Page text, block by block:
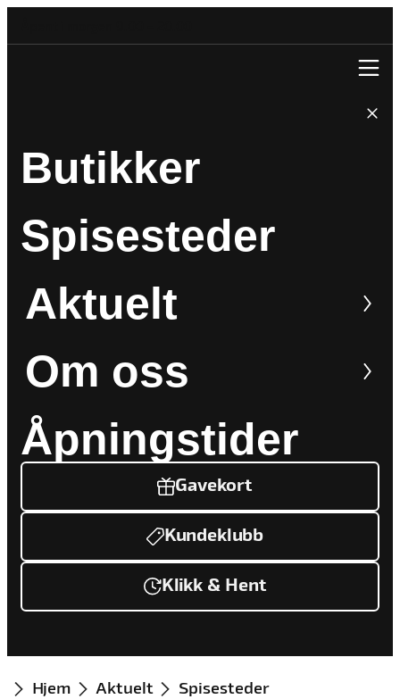
Butikker
Spisesteder
Aktuelt
Om oss
Åpningstider
Gavekort
Kundeklubb
Klikk & Hent
Hjem Aktuelt Spisesteder